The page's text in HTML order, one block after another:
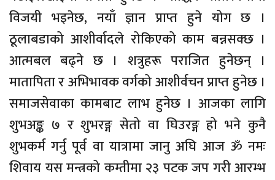
विजयी भइनेछ, नयाँ ज्ञान प्राप्त हुने योग छ ।
ठूलाबडाको आशीर्वादले रोकिएको काम बन्नसक्छ ।
आत्मबल बढ्ने छ । शत्रुहरू पराजित हुनेछन् ।
मातापिता र अभिभावक वर्गको आशीर्वचन प्राप्त हुनेछ ।
समाजसेवाका कामबाट लाभ हुनेछ । आजका लागि
शुभअङ्क ७ र शुभरङ्ग सेतो वा घिउरङ्ग हो भने कुनै
शुभकर्म गर्नु पूर्व वा यात्रामा जानु अघि आज ॐ नमः
शिवाय यस मन्त्रको कम्तीमा २३ पटक जप गरी आरम्भ